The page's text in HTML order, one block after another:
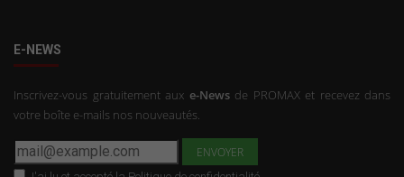
E-NEWS
Inscrivez-vous gratuitement aux e-Newsde PROMAX et recevez dans
votre boîte e-mails nos nouveautés.